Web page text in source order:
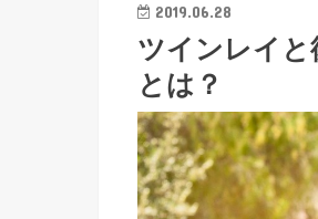
2019.06.28
ツインレイと
とは？